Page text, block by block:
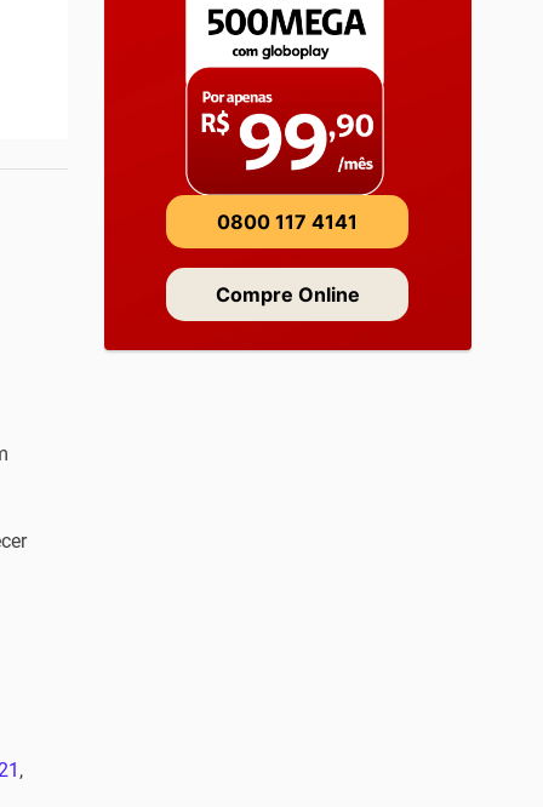
,
0800 117 4141
Compre Online